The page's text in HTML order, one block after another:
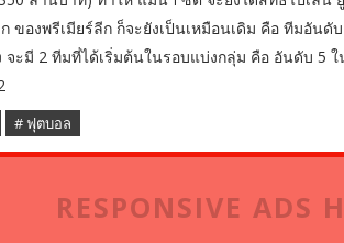
ของพรีเมียร์ลีก ก็จะยังเป็นเหมือนเดิม คือ ทีมอัน
ะมี 2 ทีมที่ได้เริ่มต้นในรอบแบ่งกลุ่ม คือ อันดับ 5
# ฟุตบอล
RESPONSIVE ADS